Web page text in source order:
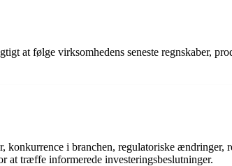
at følge virksomhedens seneste regnskaber,
konkurrence i branchen, regulatoriske ændringer,
at træffe informerede investeringsbeslutninger.